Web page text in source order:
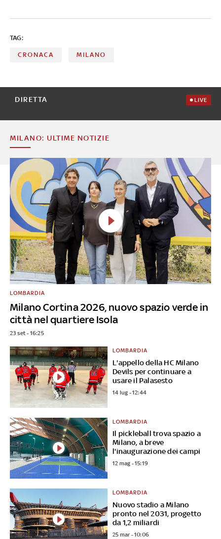
TAG:
CRONACA MILANO
DIRETTA LIVE
MILANO: ULTIME NOTIZIE
Milano Cortina 2026, nuovo spazio verde in
città nel quartiere Isola
LOMBARDIA
23 set - 16:25
L'appello della HC Milano
Devils per continuare a
usare il Palasesto
LOMBARDIA
14 lug - 12:44
Il pickleball trova spazio a
Milano, a breve
l'inaugurazione dei campi
LOMBARDIA
12 mag - 15:19
Nuovo stadio a Milano
pronto nel 2031, progetto
da 1,2 miliardi
LOMBARDIA
25 mar - 10:06